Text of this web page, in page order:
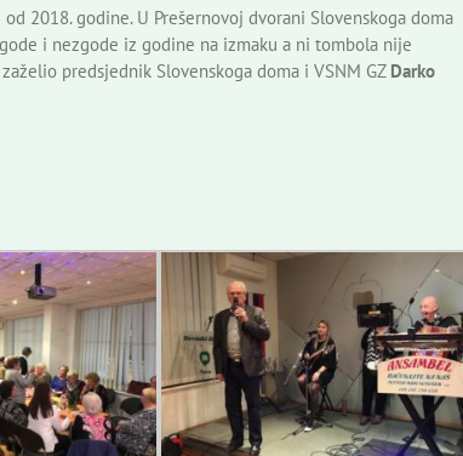
2018. godine. U Prešernovoj dvorani Slovenskoga doma
i nezgode iz godine na izmaku a ni tombola nije
predsjednik Slovenskoga doma i VSNM GZ Darko